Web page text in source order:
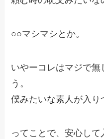
○○マシマシとか。
いやーコレはマジで
う。
僕みたいな素人が入り
ってことで、安心し